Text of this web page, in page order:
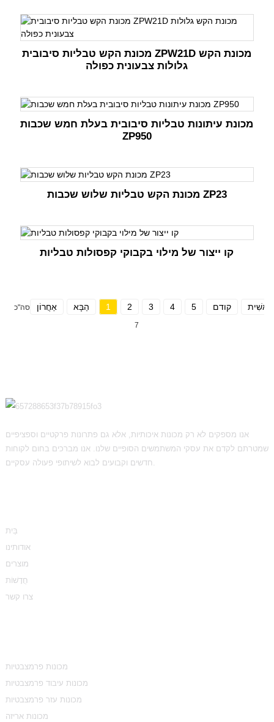
מכונת הקש טבליות סיבובית ZPW21D מכונת הקש
גלולות צבעונית כפולה
מכונת עיתונות טבליות סיבובית בעלת חמש שכבות
ZP950
מכונת הקש טבליות שלוש שכבות ZP23
קו ייצור של מילוי בקבוקי קפסולות טבליות
רֵאשִׁית קודם 1 2 3 4 5 הַבָּא אַחֲרוֹן סה"כ
7
אנו מספקים לא רק מכונות איכותיות, אלא גם פתרונות פרקטיים וספציפיים
שמטרתם לקדם את עסקי המשתמשים הסופיים שלנו. אנו מברכים בחום לקוחות
בַּיִת
אודותינו
מוצרים
חֲדָשׁוֹת
צרו קשר
מכונות פרמצבטיות
מכונות עיבוד פרמצבטיות
מכונות עזר פרמצבטיות
מכונות אריזה